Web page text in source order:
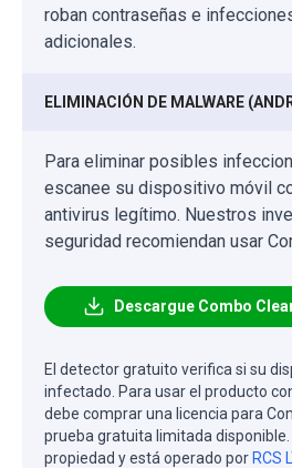
roban contraseñas e
adicionales.
ELIMINACIÓN DE MALWARE
Para eliminar posibles
escanee su dispositivo móvil
antivirus legítimo. Nuestros
seguridad recomiendan usar
Descargue Combo
El detector gratuito verifica si su
infectado. Para usar el producto
debe comprar una licencia para
prueba gratuita limitada disponible.
propiedad y está operado por RCS